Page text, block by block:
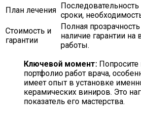
План лечения
сроки,
Стоимость и
гарантии
Полная
наличие гарантии
работы.
Ключевой момент: Попросите
портфолио работ врача,
имеет опыт в установке
керамических виниров. Это
показатель его мастерства.